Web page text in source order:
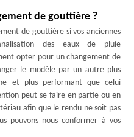
de gouttière ?
de gouttière si vos anciennes
des eaux de pluie
opter pour un changement de
le modèle par un autre plus
et plus performant que celui
peut se faire en partie ou en
afin que le rendu ne soit pas
pouvons nous conformer à vos